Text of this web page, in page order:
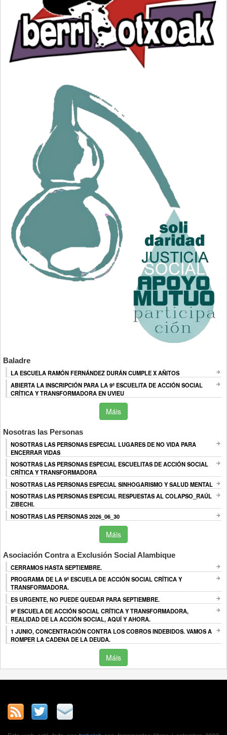
Baladre
LA ESCUELA RAMÓN FERNÁNDEZ DURÁN CUMPLE X AÑITOS
ABIERTA LA INSCRIPCIÓN PARA LA 9ª ESCUELITA DE ACCIÓN SOCIAL
CRÍTICA Y TRANSFORMADORA EN UVIEU
Máis
Nosotras las Personas
NOSOTRAS LAS PERSONAS ESPECIAL LUGARES DE NO VIDA PARA
ENCERRAR VIDAS
NOSOTRAS LAS PERSONAS ESPECIAL ESCUELITAS DE ACCIÓN SOCIAL
CRÍTICA Y TRANSFORMADORA
NOSOTRAS LAS PERSONAS ESPECIAL SINHOGARISMO Y SALUD MENTAL
NOSOTRAS LAS PERSONAS ESPECIAL RESPUESTAS AL COLAPSO_RAÚL
ZIBECHI.
NOSOTRAS LAS PERSONAS 2026_06_30
Máis
Asociación Contra a Exclusión Social Alambique
CERRAMOS HASTA SEPTIEMBRE.
PROGRAMA DE LA 9ª ESCUELA DE ACCIÓN SOCIAL CRÍTICA Y
TRANSFORMADORA.
ES URGENTE, NO PUEDE QUEDAR PARA SEPTIEMBRE.
9ª ESCUELA DE ACCIÓN SOCIAL CRÍTICA Y TRANSFORMADORA,
REALIDAD DE LA ACCIÓN SOCIAL, AQUÍ Y AHORA.
1 JUNIO, CONCENTRACIÓN CONTRA LOS COBROS INDEBIDOS. VAMOS A
ROMPER LA CADENA DE LA DEUDA.
Máis